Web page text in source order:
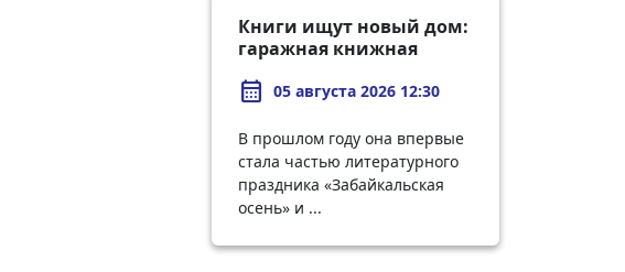
Книги ищут новый дом:
гаражная книжная
пройдет на
2026»
calendar_month 05 августа 2026 12:30
В прошлом году она впервые
стала частью литературного
праздника «Забайкальская
осень» и ...